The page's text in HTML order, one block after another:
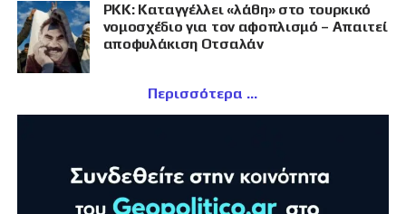
PKK: Καταγγέλλει «λάθη» στο τουρκικό
νομοσχέδιο για τον αφοπλισμό – Απαιτεί
αποφυλάκιση Οτσαλάν
Περισσότερα